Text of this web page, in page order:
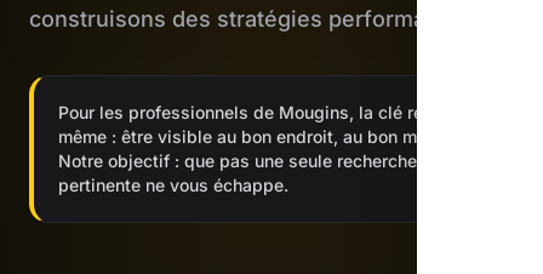
construisons des stratégies performantes.
Pour les professionnels de Mougins, la clé reste la
même : être visible au bon endroit, au bon moment.
Notre objectif : que pas une seule recherche
pertinente ne vous échappe.